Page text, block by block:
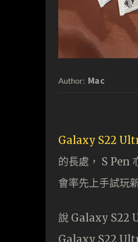
Author: Mac
Galaxy S22
的長處， S Pen
會率先上手試玩
說 Galaxy S22
Galaxy S22